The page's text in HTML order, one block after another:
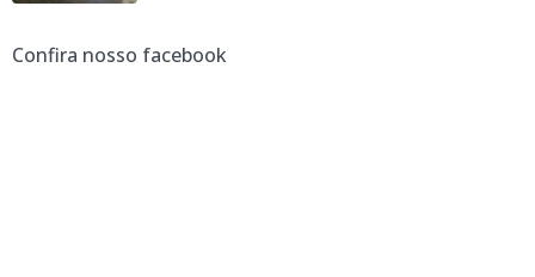
Confira nosso facebook